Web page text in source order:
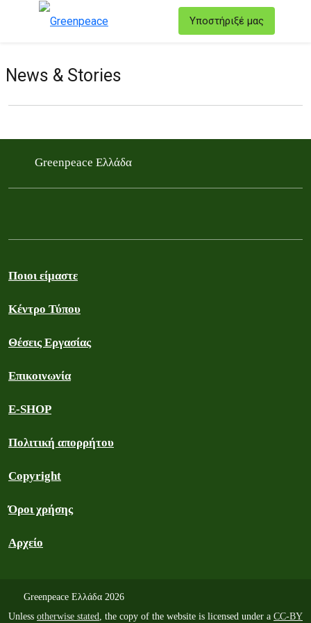
Υποστήριξέ μας
News & Stories
Filter posts
Greenpeace Ελλάδα
Ποιοι είμαστε
Κέντρο Τύπου
Θέσεις Εργασίας
Επικοινωνία
E-SHOP
Πολιτική απορρήτου
Copyright
Όροι χρήσης
Αρχείο
Greenpeace Ελλάδα 2026
Unless otherwise stated, the copy of the website is licensed under a CC-BY